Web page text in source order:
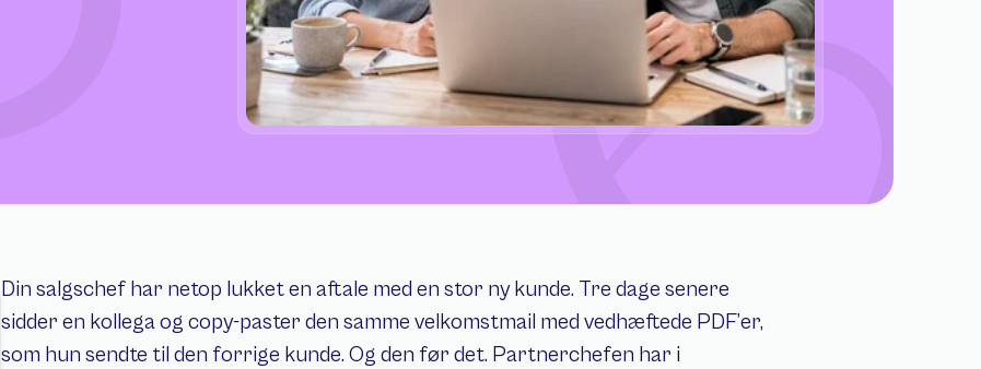
Din salgschef har netop lukket en aftale med en stor ny kunde. Tre dage senere
sidder en kollega og copy-paster den samme velkomstmail med vedhæftede PDF’er,
som hun sendte til den forrige kunde. Og den før det. Partnerchefen har i